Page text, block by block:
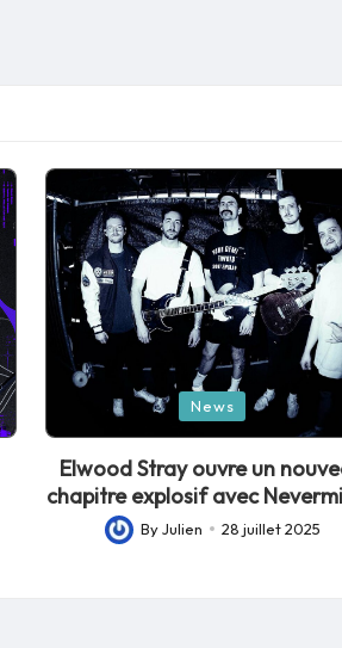
Posted
in
News
Elwood Stray ouvre un
chapitre explosif avec
Posted
ByJulien 28 juillet 2025